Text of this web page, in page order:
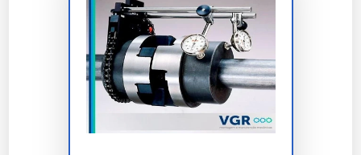
setores, mantendo a integridade esperada por nossos
Nossa equipe técnica está à disposição para sanar
dúvidas sobre a melhor forma de implementar o
alinhamento a laser de máquinas rotativas no seu
fluxo de trabalho.
A manutenção preventiva dealinhamento a laser